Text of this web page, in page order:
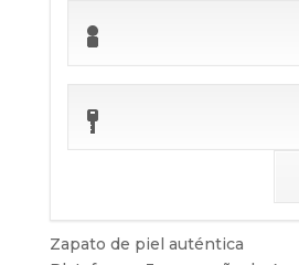
Zapato de piel auténtica